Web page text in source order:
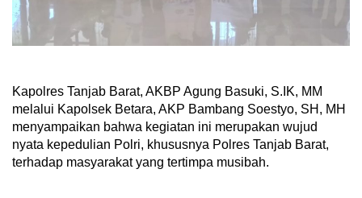
Kapolres Tanjab Barat, AKBP Agung Basuki, S.IK, MM
melalui Kapolsek Betara, AKP Bambang Soestyo, SH, MH
menyampaikan bahwa kegiatan ini merupakan wujud
nyata kepedulian Polri, khususnya Polres Tanjab Barat,
terhadap masyarakat yang tertimpa musibah.